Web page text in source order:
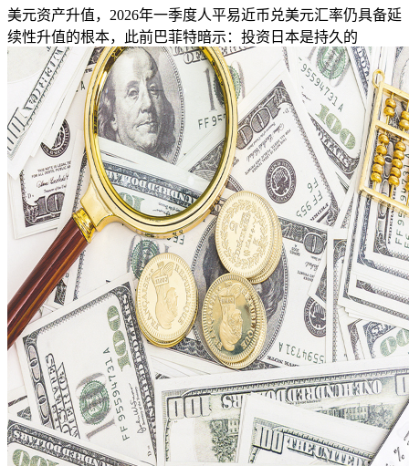
美元资产升值，2026年一季度人平易近币兑美元汇率仍具备延
续性升值的根本，此前巴菲特暗示：投资日本是持久的